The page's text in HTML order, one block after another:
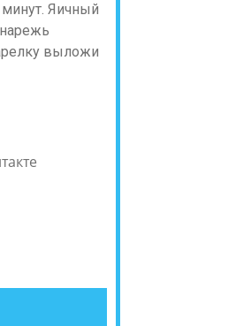
Яичный
выложи